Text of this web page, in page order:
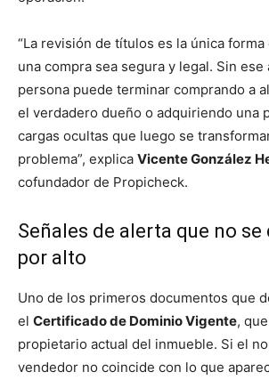
“La revisión de títulos es la única
una compra sea segura y legal. Sin ese
persona puede terminar comprando a
el verdadero dueño o adquiriendo una
cargas ocultas que luego se
problema”, explica Vicente González
cofundador de Propicheck.
Señales de alerta que no se
por alto
Uno de los primeros documentos que
el Certificado de Dominio Vigente,
propietario actual del inmueble. Si el
vendedor no coincide con lo que